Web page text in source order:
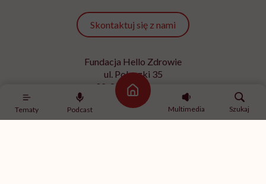
Tematy Podcast
Strona główna
Multimedia
Szukaj
Skontaktuj się z nami
Fundacja Hello Zdrowie
ul. Poleczki 35
02-822 Warszawa
NIP 9512613236
Kontakt z redakcją